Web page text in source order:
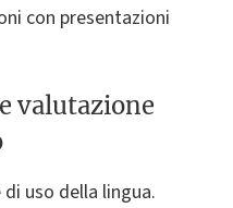
con presentazioni
valutazione
uso della lingua.